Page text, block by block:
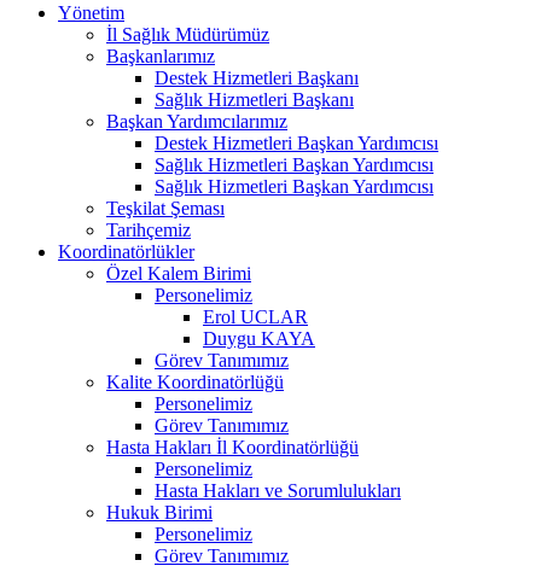
Yönetim
İl Sağlık Müdürümüz
Başkanlarımız
Destek Hizmetleri Başkanı
Sağlık Hizmetleri Başkanı
Başkan Yardımcılarımız
Destek Hizmetleri Başkan Yardımcısı
Sağlık Hizmetleri Başkan Yardımcısı
Sağlık Hizmetleri Başkan Yardımcısı
Teşkilat Şeması
Tarihçemiz
Koordinatörlükler
Özel Kalem Birimi
Personelimiz
Erol UCLAR
Duygu KAYA
Görev Tanımımız
Kalite Koordinatörlüğü
Personelimiz
Görev Tanımımız
Hasta Hakları İl Koordinatörlüğü
Personelimiz
Hasta Hakları ve Sorumlulukları
Hukuk Birimi
Personelimiz
Görev Tanımımız